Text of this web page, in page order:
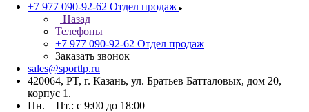
+7 977 090-92-62 Отдел продаж
Назад
Телефоны
+7 977 090-92-62 Отдел продаж
Заказать звонок
sales@sportlp.ru
420064, PT, г. Казань, ул. Братьев Батталовых, дом 20,
корпус 1.
Пн. – Пт.: с 9:00 до 18:00